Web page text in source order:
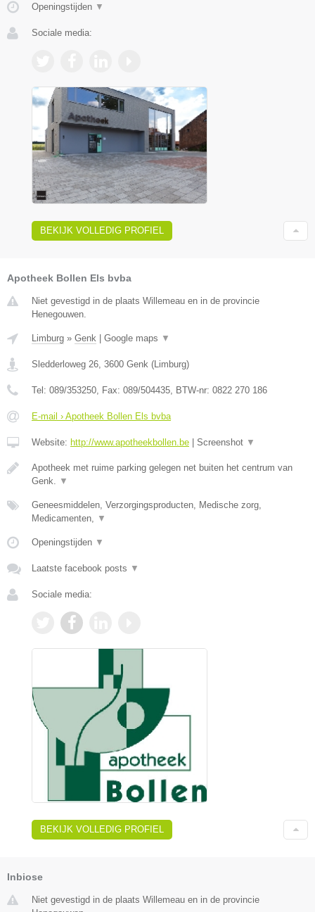
Openingstijden ▼
Sociale media:
BEKIJK VOLLEDIG PROFIEL
Apotheek Bollen Els bvba
Niet gevestigd in de plaats Willemeau en in de provincie
Henegouwen.
Limburg » Genk | Google maps ▼
Sledderloweg 26 3600 Genk (Limburg)
Tel: 089/353250 , Fax: 089/504435 , BTW-nr: 0822 270 186
E-mail › Apotheek Bollen Els bvba
Website: http://www.apotheekbollen.be | Screenshot ▼
Apotheek met ruime parking gelegen net buiten het centrum van
Genk.
▼
Geneesmiddelen, Verzorgingsproducten, Medische zorg,
Medicamenten,
▼
Openingstijden ▼
Laatste facebook posts ▼
Sociale media:
BEKIJK VOLLEDIG PROFIEL
Inbiose
Niet gevestigd in de plaats Willemeau en in de provincie